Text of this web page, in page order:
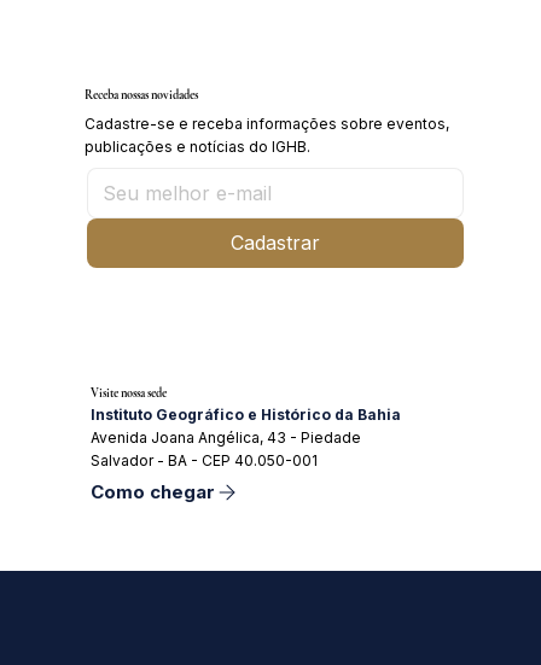
Receba nossas novidades
Cadastre-se e receba informações sobre eventos,
publicações e notícias do IGHB.
Cadastrar
Visite nossa sede
Instituto Geográfico e Histórico da Bahia
Avenida Joana Angélica, 43 - Piedade
Salvador - BA - CEP 40.050-001
Como chegar